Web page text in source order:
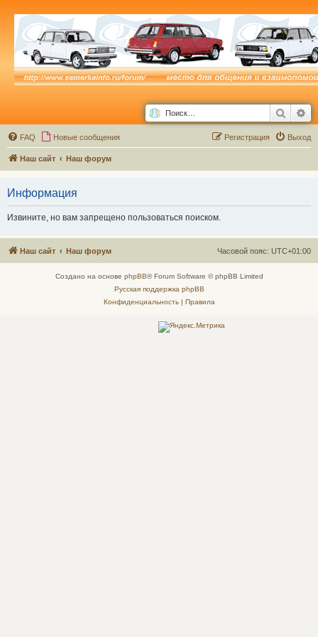
Поиск
FAQ Новые сообщения Выход
Регистрация
Наш сайт Наш форум
Информация
Извините, но вам запрещено пользоваться поиском.
Наш сайт Наш форум Часовой пояс: UTC+01:00
Создано на основе phpBB® Forum Software © phpBB Limited
Русская поддержка phpBB
Конфиденциальность| Правила